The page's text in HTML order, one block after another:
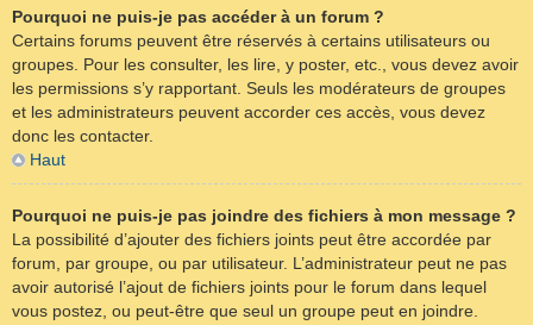
Pourquoi ne puis-je pas accéder à un forum ?
Certains forums peuvent être réservés à certains utilisateurs ou
groupes. Pour les consulter, les lire, y poster, etc., vous devez avoir
les permissions s’y rapportant. Seuls les modérateurs de groupes
et les administrateurs peuvent accorder ces accès, vous devez
donc les contacter.
Haut
Pourquoi ne puis-je pas joindre des fichiers à mon message ?
La possibilité d’ajouter des fichiers joints peut être accordée par
forum, par groupe, ou par utilisateur. L’administrateur peut ne pas
avoir autorisé l’ajout de fichiers joints pour le forum dans lequel
vous postez, ou peut-être que seul un groupe peut en joindre.